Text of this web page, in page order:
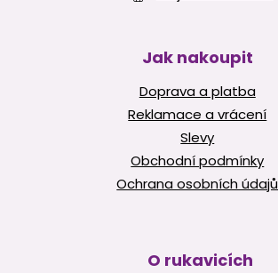
Jak nakoupit
Doprava a platba
Reklamace a vrácení
Slevy
Obchodní podmínky
Ochrana osobních údajů
O rukavicích